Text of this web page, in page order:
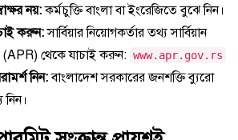
নয়:কর্মচুক্তি বাংলা বা ইংরেজিতে বুঝে নিন।
করুন:সার্বিয়ার নিয়োগকর্তার তথ্য সার্বিয়ান
(APR) থেকে যাচাই করুন: www.apr.gov.rs
নিন:বাংলাদেশ সরকারের জনশক্তি ব্যুরো